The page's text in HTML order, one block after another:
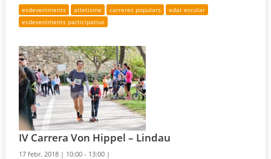
esdeveniments atletisme carreres populars
edat escolar
esdeveniments participatius
IV Carrera Von Hippel – Lindau
17 febr. 2018 | 10:00 - 13:00 |